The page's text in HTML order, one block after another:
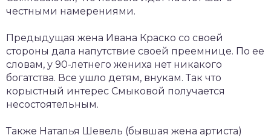
честными намерениями.
Предыдущая жена Ивана Краско со своей
стороны дала напутствие своей преемнице. По ее
словам, у 90-летнего жениха нет никакого
богатства. Все ушло детям, внукам. Так что
корыстный интерес Смыковой получается
несостоятельным.
Также Наталья Шевель (бывшая жена артиста)